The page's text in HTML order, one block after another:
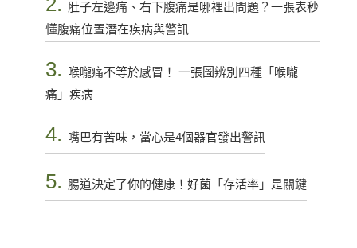
肚子左邊痛、右下腹痛是哪裡出問題？一張表秒
懂腹痛位置潛在疾病與警訊
3.
喉嚨痛不等於感冒！ 一張圖辨別四種「喉嚨
痛」疾病
4. 嘴巴有苦味，當心是4個器官發出警訊
5. 腸道決定了你的健康！好菌「存活率」是關鍵